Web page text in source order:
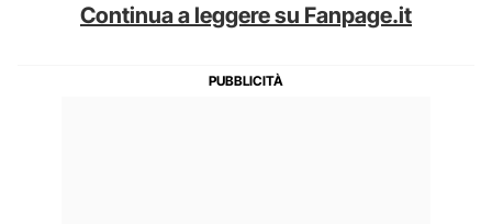
Continua a leggere su Fanpage.it